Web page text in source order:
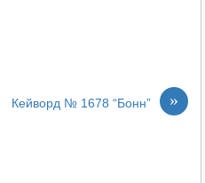
»
Кейворд № 1678 “Бонн”